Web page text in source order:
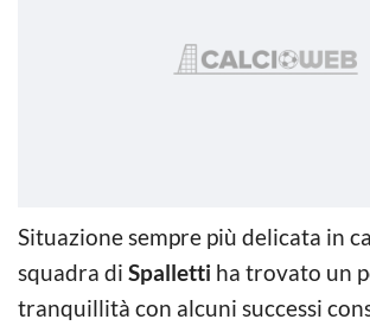
Situazione sempre più delicata in
squadra di Spalletti ha trovato un
tranquillità con alcuni successi